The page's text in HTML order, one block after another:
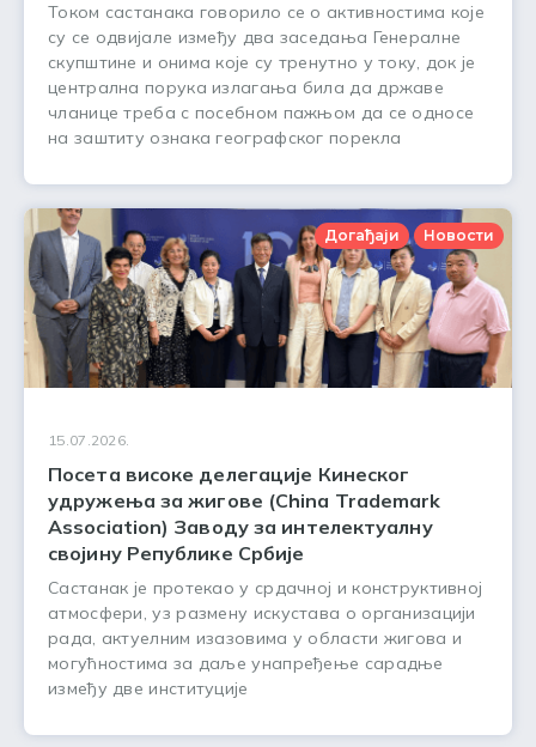
Током састанака говорило се о активностима које
су се одвијале између два заседања Генералне
скупштине и онима које су тренутно у току, док је
централна порука излагања била да државе
чланице треба с посебном пажњом да се односе
на заштиту ознака географског порекла
Догађаји Новости
15.07.2026.
Посета високе делегације Кинеског
удружења за жигове (China Trademark
Association) Заводу за интелектуалну
својину Републике Србије
Састанак је протекао у срдачној и конструктивној
атмосфери, уз размену искустава о организацији
рада, актуелним изазовима у области жигова и
могућностима за даље унапређење сарадње
између две институције